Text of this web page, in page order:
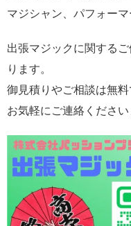
マジシャン、パフォー
出張マジックに関する
ります。
御見積りやご相談は無料
お気軽にご連絡ください